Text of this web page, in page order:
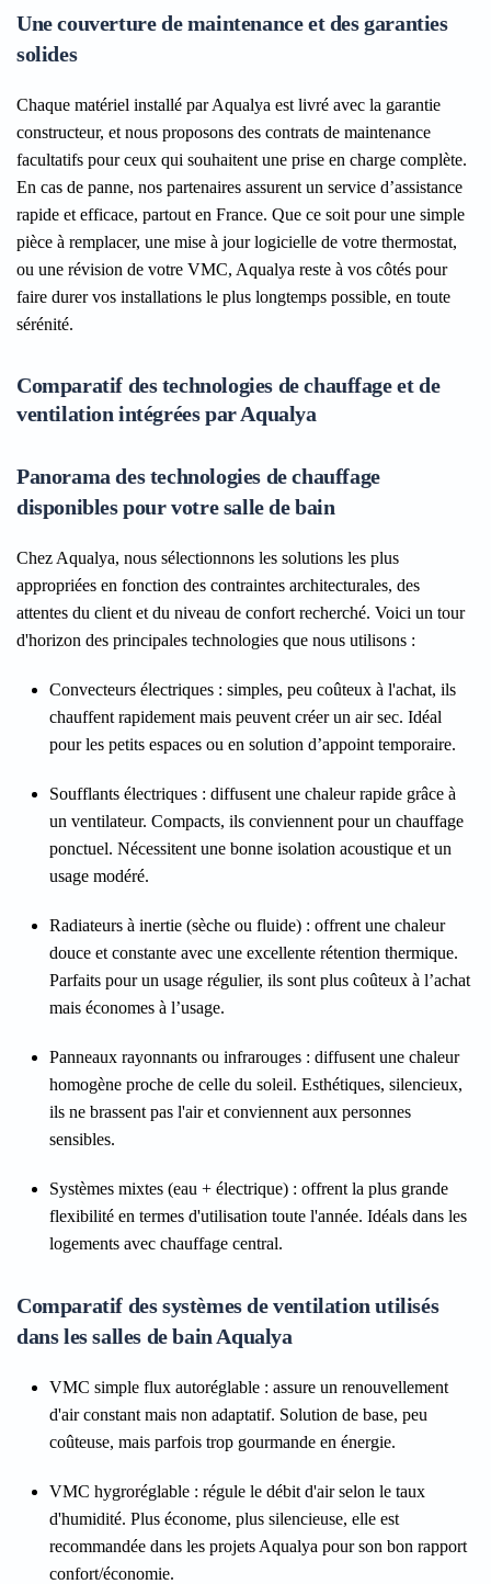
Une couverture de maintenance et des garanties
solides
Chaque matériel installé par Aqualya est livré avec la garantie
constructeur, et nous proposons des contrats de maintenance
facultatifs pour ceux qui souhaitent une prise en charge complète.
En cas de panne, nos partenaires assurent un service d’assistance
rapide et efficace, partout en France. Que ce soit pour une simple
pièce à remplacer, une mise à jour logicielle de votre thermostat,
ou une révision de votre VMC, Aqualya reste à vos côtés pour
faire durer vos installations le plus longtemps possible, en toute
sérénité.
Comparatif des technologies de chauffage et de
ventilation intégrées par Aqualya
Panorama des technologies de chauffage
disponibles pour votre salle de bain
Chez Aqualya, nous sélectionnons les solutions les plus
appropriées en fonction des contraintes architecturales, des
attentes du client et du niveau de confort recherché. Voici un tour
d'horizon des principales technologies que nous utilisons :
Convecteurs électriques : simples, peu coûteux à l'achat, ils
chauffent rapidement mais peuvent créer un air sec. Idéal
pour les petits espaces ou en solution d’appoint temporaire.
Soufflants électriques : diffusent une chaleur rapide grâce à
un ventilateur. Compacts, ils conviennent pour un chauffage
ponctuel. Nécessitent une bonne isolation acoustique et un
usage modéré.
Radiateurs à inertie (sèche ou fluide) : offrent une chaleur
douce et constante avec une excellente rétention thermique.
Parfaits pour un usage régulier, ils sont plus coûteux à l’achat
mais économes à l’usage.
Panneaux rayonnants ou infrarouges : diffusent une chaleur
homogène proche de celle du soleil. Esthétiques, silencieux,
ils ne brassent pas l'air et conviennent aux personnes
sensibles.
Systèmes mixtes (eau + électrique) : offrent la plus grande
flexibilité en termes d'utilisation toute l'année. Idéals dans les
logements avec chauffage central.
Comparatif des systèmes de ventilation utilisés
dans les salles de bain Aqualya
VMC simple flux autoréglable : assure un renouvellement
d'air constant mais non adaptatif. Solution de base, peu
coûteuse, mais parfois trop gourmande en énergie.
VMC hygroréglable : régule le débit d'air selon le taux
d'humidité. Plus économe, plus silencieuse, elle est
recommandée dans les projets Aqualya pour son bon rapport
confort/économie.